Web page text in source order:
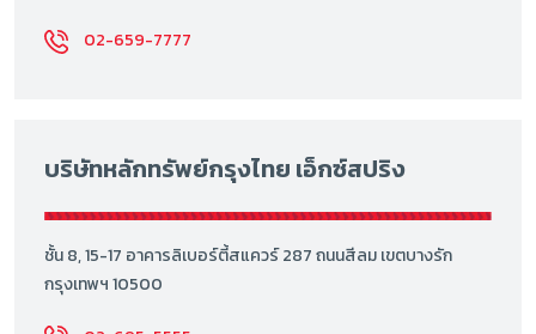
02-659-7777
บริษัทหลักทรัพย์กรุงไทย เอ็กซ์สปริง
ชั้น 8, 15-17 อาคารลิเบอร์ตี้สแควร์ 287 ถนนสีลม เขตบางรัก
กรุงเทพฯ 10500